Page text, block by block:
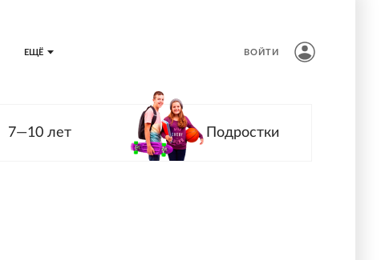
ЕЩЁ ВОЙТИ
7—10 лет Подростки